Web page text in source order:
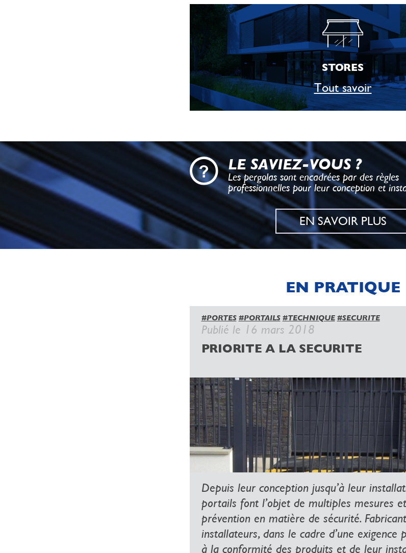
STORES
Tout savoir
LE SAVIEZ-VOUS ?
Les pergolas sont encadrées par des règles
professionnelles pour leur conception et
EN SAVOIR PLUS
EN PRATIQUE
#PORTES #PORTAILS #TECHNIQUE #SECURITE
Publié le 16 mars 2018
PRIORITE A LA SECURITE
Depuis leur conception jusqu’à leur
portails font l’objet de multiples mesures
prévention en matière de sécurité.
installateurs, dans le cadre d’une exigence
à la conformité des produits et de leur